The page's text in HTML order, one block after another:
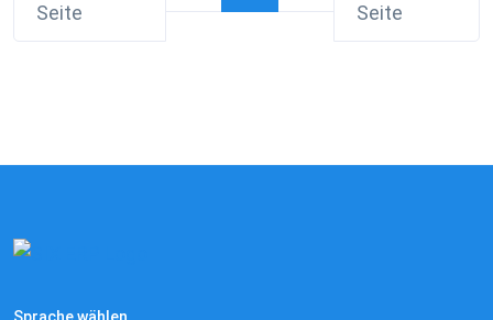
Seite
Seite
Sprache wählen